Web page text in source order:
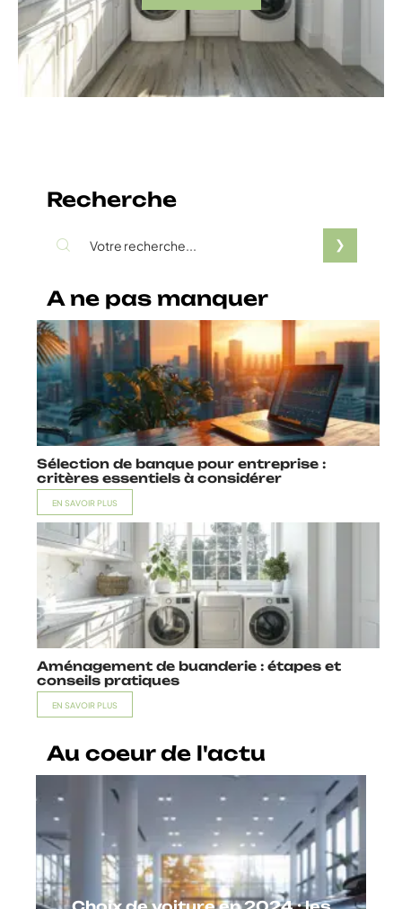
Recherche
A ne pas manquer
Sélection de banque pour entreprise :
critères essentiels à considérer
EN SAVOIR PLUS
Aménagement de buanderie : étapes et
conseils pratiques
EN SAVOIR PLUS
Au coeur de l'actu